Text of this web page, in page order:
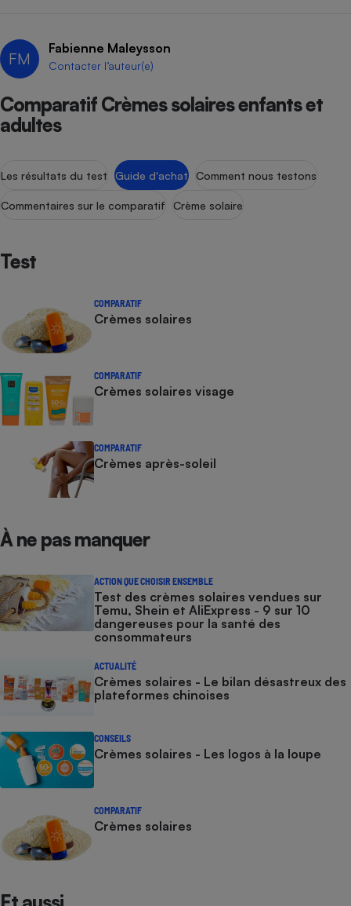
FM
Fabienne Maleysson
Contacter l’auteur(e)
Comparatif Crèmes solaires enfants et
adultes
Les résultats du test Guide d'achat Comment nous testons
Commentaires sur le comparatif Crème solaire
Test
COMPARATIF
Crèmes solaires
COMPARATIF
Crèmes solaires visage
COMPARATIF
Crèmes après-soleil
À ne pas manquer
ACTION QUE CHOISIR ENSEMBLE
Test des crèmes solaires vendues sur
Temu, Shein et AliExpress - 9 sur 10
dangereuses pour la santé des
consommateurs
ACTUALITÉ
Crèmes solaires - Le bilan désastreux des
plateformes chinoises
CONSEILS
Crèmes solaires - Les logos à la loupe
COMPARATIF
Crèmes solaires